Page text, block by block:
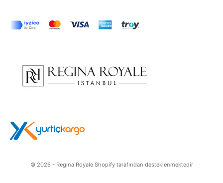
© 2026 - Regina Royale Shopify tarafından desteklenmektedir